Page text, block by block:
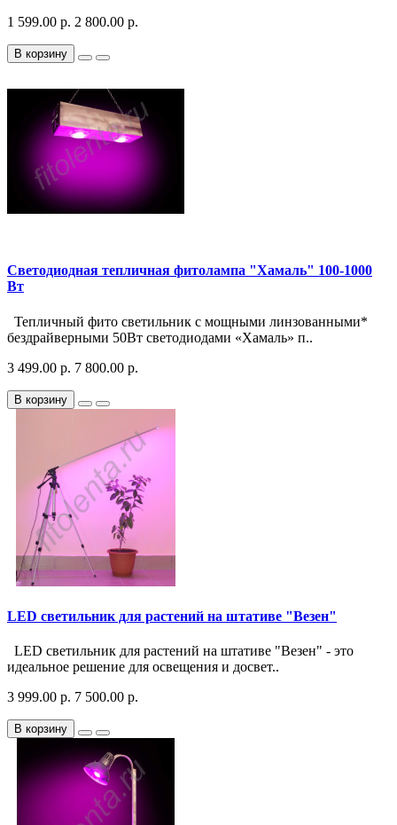
1 599.00 р. 2 800.00 р.
В корзину
Светодиодная тепличная фитолампа "Хамаль" 100-1000
Вт
Тепличный фито светильник с мощными линзованными*
бездрайверными 50Вт светодиодами «Хамаль» п..
3 499.00 р. 7 800.00 р.
В корзину
LED светильник для растений на штативе "Везен"
LED светильник для растений на штативе "Везен" - это
идеальное решение для освещения и досвет..
3 999.00 р. 7 500.00 р.
В корзину